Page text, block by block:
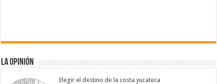
La Opinión
Elegir el destino de la costa yucateca